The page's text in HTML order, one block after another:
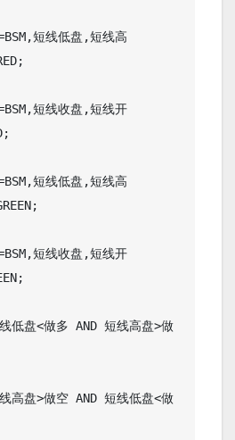
短线低盘,短线高
短线收盘,短线开
短线低盘,短线高
短线收盘,短线开
低盘<做多 AND 短线高盘>做
高盘>做空 AND 短线低盘<做